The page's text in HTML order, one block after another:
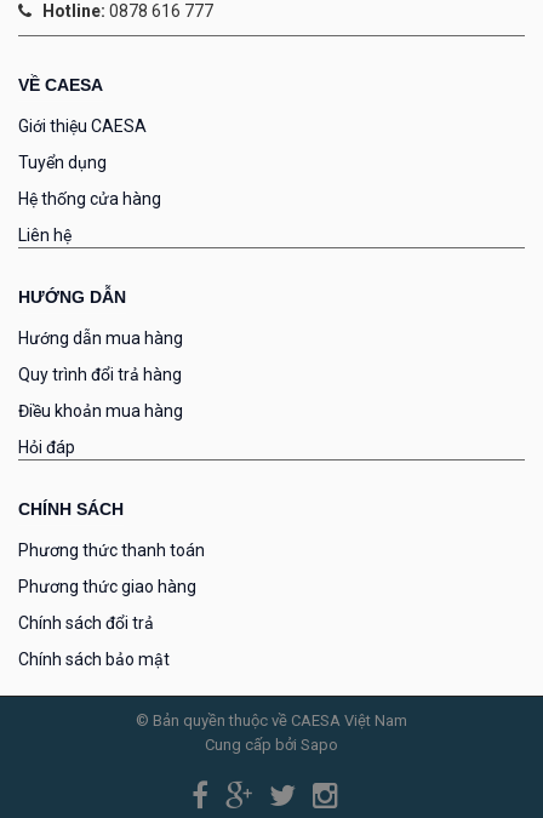
Hotline: 0878 616 777
VỀ CAESA
Giới thiệu CAESA
Tuyển dụng
Hệ thống cửa hàng
Liên hệ
HƯỚNG DẪN
Hướng dẫn mua hàng
Quy trình đổi trả hàng
Điều khoản mua hàng
Hỏi đáp
CHÍNH SÁCH
Phương thức thanh toán
Phương thức giao hàng
Chính sách đổi trả
Chính sách bảo mật
© Bản quyền thuộc về CAESA Việt Nam
Cung cấp bởi Sapo